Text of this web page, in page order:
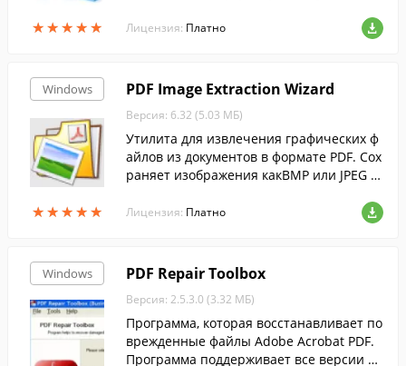
★★★★★
★★★★★
ечении на каждом компьютере в сети.
Лицензия: Платно
Windows
★★★★★
★★★★★
PDF Image Extraction Wizard
Версия: 6.32 (5.03 МБ)
Утилита для извлечения графических ф
айлов из документов в формате PDF. Сох
раняет изображения какBMP или JPEG ф
Лицензия: Платно
Windows PDF Repair Toolbox
Версия: 2.5.3.0 (3.32 МБ)
Программа, которая восстанавливает по
врежденные файлы Adobe Acrobat PDF.
Программа поддерживает все версии ф